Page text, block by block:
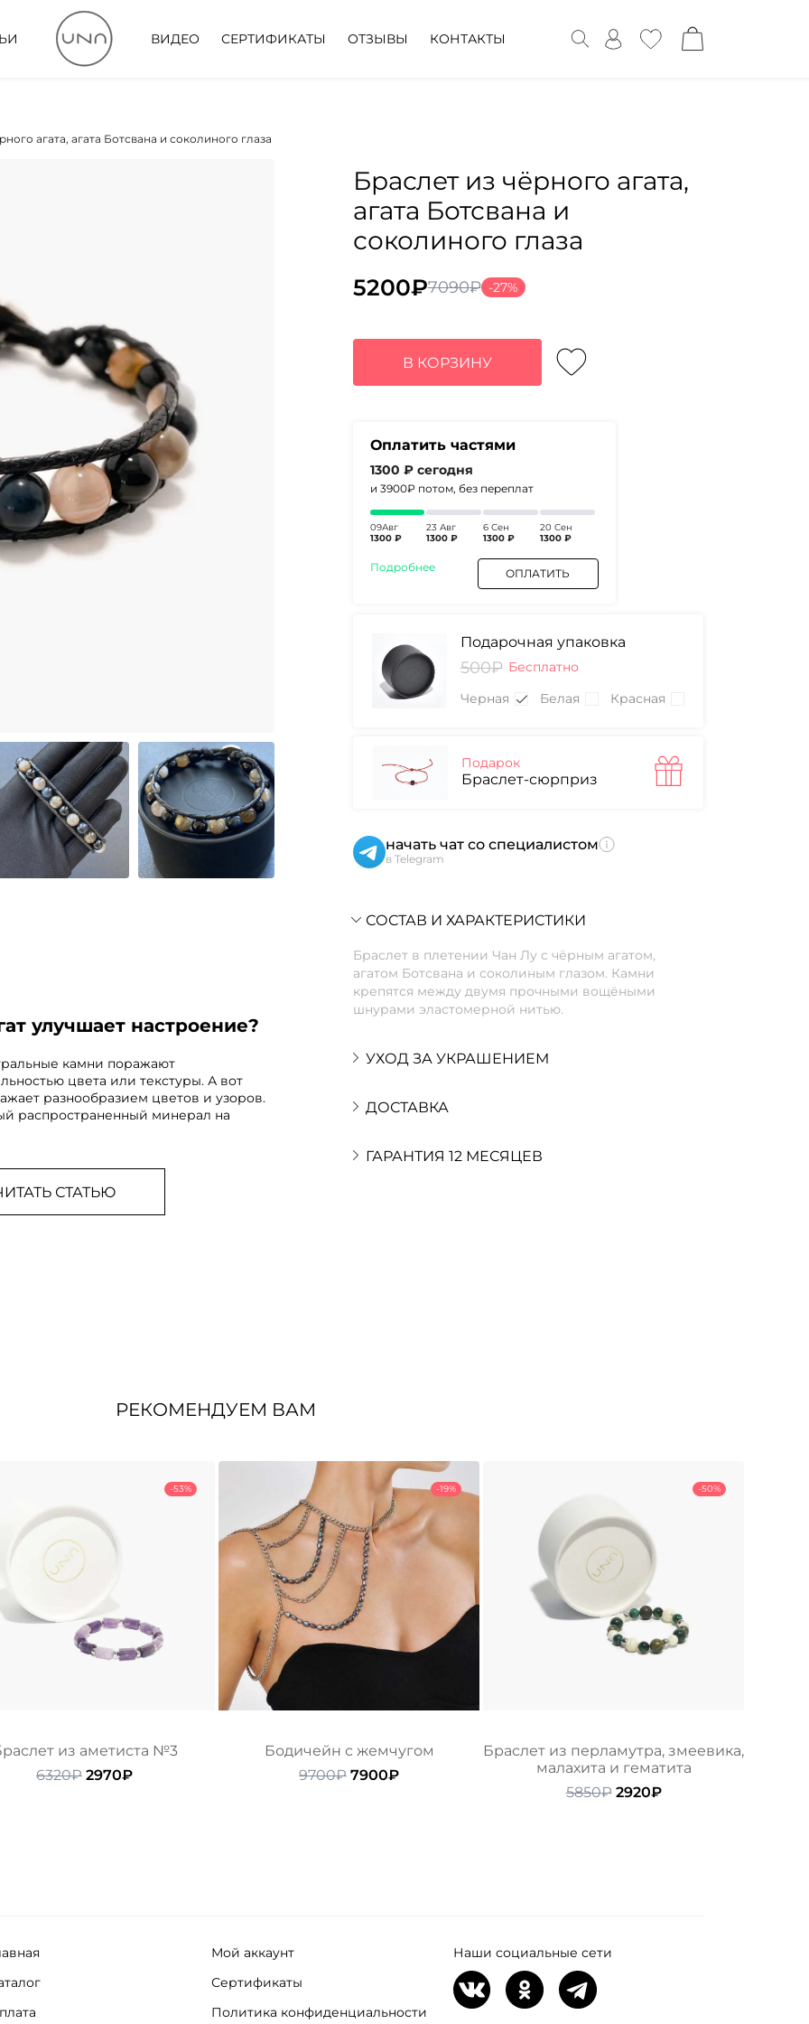
ВИДЕО СЕРТИФИКАТЫ ОТЗЫВЫ КОНТАКТЫ
агата, агата Ботсвана и соколиного глаза
улучшает настроение?
камни поражают
цвета или текстуры. А вот
разнообразием цветов и узоров.
распространенный минерал на
СТАТЬЮ
Браслет из чёрного агата,
агата Ботсвана и
соколиного глаза
7090₽
Первоначальная
составляла
7090₽.
5200₽
Текущая
5200₽.
-27%
В КОРЗИНУ
Оплатить частями
1300 ₽ сегодня
и 3900₽ потом, без переплат
09Авг
1300 ₽
23 Авг
1300 ₽
6 Сен
1300 ₽
20 Сен
1300 ₽
Подробнее ОПЛАТИТЬ
Подарочная упаковка
500₽ Бесплатно
Черная
Белая Красная
Подарок
Браслет-сюрприз
начать чат со специалистом
в Telegram
СОСТАВ И ХАРАКТЕРИСТИКИ
Браслет в плетении Чан Лу с чёрным агатом,
агатом Ботсвана и соколиным глазом. Камни
крепятся между двумя прочными вощёными
шнурами эластомерной нитью.
УХОД ЗА УКРАШЕНИЕМ
ДОСТАВКА
ГАРАНТИЯ 12 МЕСЯЦЕВ
РЕКОМЕНДУЕМ ВАМ
-53%
из аметиста №3
6320₽ Первоначальная
2970₽Текущая
-19%
Бодичейн с жемчугом
9700₽ Первоначальная
7900₽Текущая
-50%
Браслет из перламутра, змеевика,
малахита и гематита
5850₽ Первоначальная
2920₽Текущая
Мой аккаунт
Сертификаты
Политика конфиденциальности
Наши социальные сети